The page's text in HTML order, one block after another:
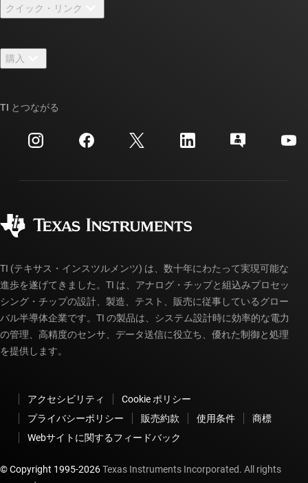
採用情報
ニュース
イベント
投資家向け情報
クイック・リンク
TI E2E™ 設計サポート・フォーラム
クロスリファレンス検索
カスタマー・サポート・センター
myTI アカウントの FAQ
購入
ご注文に関する FAQ
TI とつながる
TI (テキサス・インスツルメンツ) は、数十年にわたって実現可能な
進歩を遂げてきました。TI は、アナログ・チップと組込みプロセッ
シング・チップの設計、製造、テスト、販売に従事しているグロー
バル半導体企業です。TI の製品は、システム設計時に効率的な電力
の管理、高精度のセンサ、データ送信に役立ち、優れた制御と処理
を提供します。
アクセシビリティ
Cookie ポリシー
プライバシーポリシー
販売約款 使用条件
商標
Webサイトに関するフィードバック
© Copyright 1995-2026Texas Instruments Incorporated. All rights